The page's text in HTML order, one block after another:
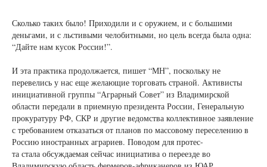
Сколько таких было! Приходили и с оружием, и с большими
деньгами, и с льстивыми челобитными, но цель всегда была одна:
“Дайте нам кусок России!”.
И эта практика продолжается, пишет “МН”, поскольку не
перевелись у нас еще желающие торговать страной. Активисты
инициативной группы “Аграрный Совет” из Владимирской
области передали в приемную президента России, Генеральную
прокуратуру РФ, СКР и другие ведомства коллективное заявление
с требованием отказаться от планов по массовому переселению в
Россию иностранных аграриев. Поводом для протес-
та стала обсуждаемая сейчас инициатива о переезде во